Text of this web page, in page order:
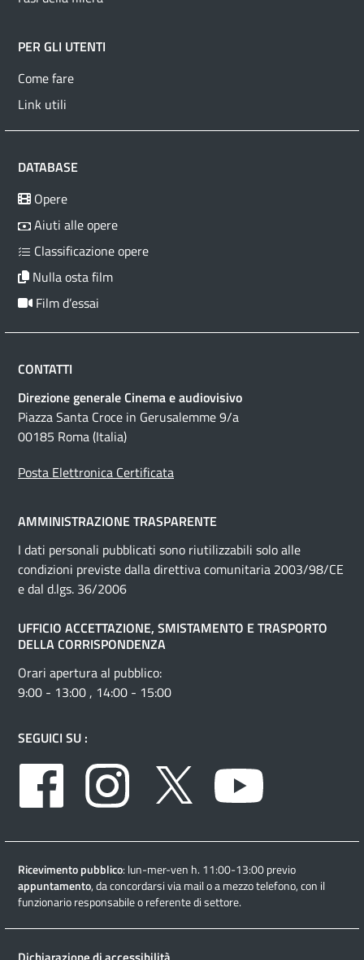
PER GLI UTENTI
Come fare
Link utili
DATABASE
Opere
Aiuti alle opere
Classificazione opere
Nulla osta film
Film d’essai
CONTATTI
Direzione generale Cinema e audiovisivo
Piazza Santa Croce in Gerusalemme 9/a
00185 Roma (Italia)
Posta Elettronica Certificata
AMMINISTRAZIONE TRASPARENTE
I dati personali pubblicati sono riutilizzabili solo alle
condizioni previste dalla direttiva comunitaria 2003/98/CE
e dal d.lgs. 36/2006
UFFICIO ACCETTAZIONE, SMISTAMENTO E TRASPORTO
DELLA CORRISPONDENZA
Orari apertura al pubblico:
9:00 - 13:00 , 14:00 - 15:00
SEGUICI SU :
Facebook
Instagram Twitter
Ricevimento pubblico: lun-mer-ven h. 11:00-13:00 previo
appuntamento, da concordarsi via mail o a mezzo telefono, con il
funzionario responsabile o referente di settore.